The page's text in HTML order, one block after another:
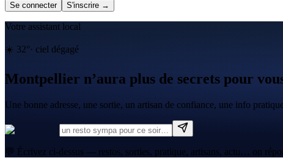
Se connecter S'inscrire →
Votre assistant local
☀️ 32°· ciel dégagé
Montpellier n’aura plus de secrets pour
Une bonne adresse, une sortie, un artisan de confiance, une info
💬 Écrivez ci-dessus — restos, sorties, pratique, artisans, actu… on